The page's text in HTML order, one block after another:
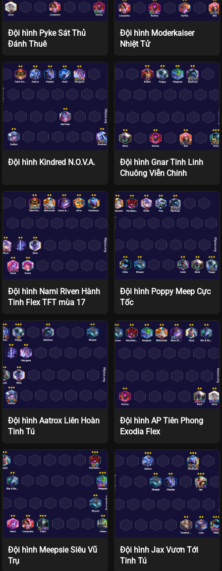
Đội hình Pyke Sát Thủ
Đánh Thuê
Đội hình Moderkaiser
Nhiệt Tử
Đội hình Kindred N.O.V.A.
Đội hình Gnar Tinh Linh
Chuông Viễn Chinh
Đội hình Nami Riven Hành
Tinh Flex TFT mùa 17
Đội hình Poppy Meep Cực
Tốc
Đội hình Aatrox Liên Hoàn
Tinh Tú
Đội hình AP Tiên Phong
Exodia Flex
Đội hình Meepsie Siêu Vũ
Trụ
Đội hình Jax Vươn Tới
Tinh Tú